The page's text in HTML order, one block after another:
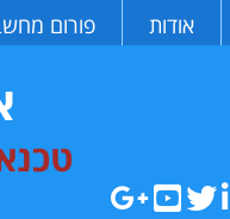
אודות פורום